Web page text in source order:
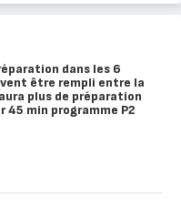
dans les 6
être rempli entre la
plus de préparation
45 min programme P2